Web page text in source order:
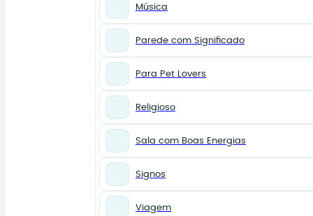
Música
Parede com Significado
Para Pet Lovers
Religioso
Sala com Boas Energias
Signos
Viagem